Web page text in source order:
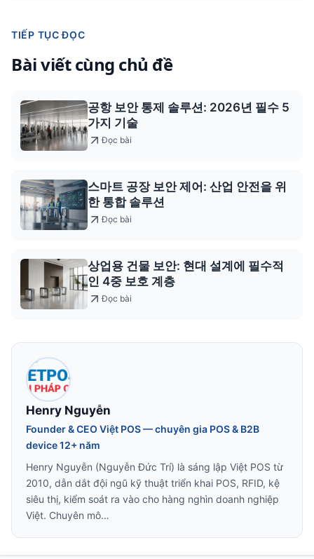
TIẾP TỤC ĐỌC
Bài viết cùng chủ đề
공항 보안 통제 솔루션: 2026년 필수 5
가지 기술
Đọc bài
스마트 공장 보안 제어: 산업 안전을 위
한 통합 솔루션
Đọc bài
상업용 건물 보안: 현대 설계에 필수적
인 4중 보호 계층
Đọc bài
Henry Nguyễn
Founder & CEO Việt POS — chuyên gia POS & B2B
device 12+ năm
Henry Nguyễn (Nguyễn Đức Trí) là sáng lập Việt POS từ
2010, dẫn dắt đội ngũ kỹ thuật triển khai POS, RFID, kệ
siêu thị, kiểm soát ra vào cho hàng nghìn doanh nghiệp
Việt. Chuyên mô…